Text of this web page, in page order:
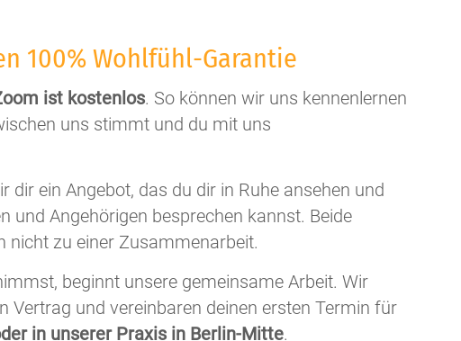
100% Wohlfühl-Garantie
ist kostenlos. So können wir uns kennenlernen
uns stimmt und du mit uns
dir ein Angebot, das du dir in Ruhe ansehen und
und Angehörigen besprechen kannst. Beide
nicht zu einer Zusammenarbeit.
beginnt unsere gemeinsame Arbeit. Wir
Vertrag und vereinbaren deinen ersten Termin für
in unserer Praxis in Berlin-Mitte.